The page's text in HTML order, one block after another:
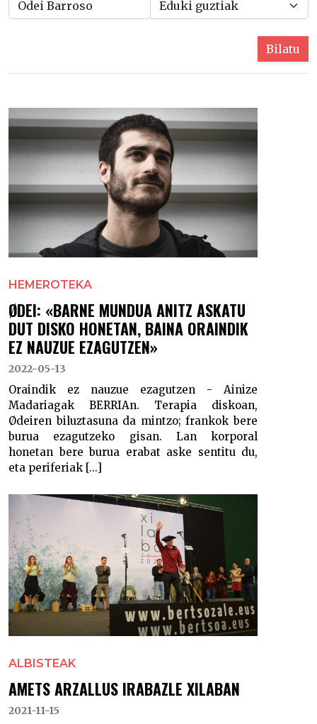
Bilatu
HEMEROTEKA
ØDEI: «BARNE MUNDUA ANITZ ASKATU
DUT DISKO HONETAN, BAINA ORAINDIK
EZ NAUZUE EZAGUTZEN»
2022-05-13
Oraindik ez nauzue ezagutzen - Ainize
Madariagak BERRIAn. Terapia diskoan,
Ødeiren biluztasuna da mintzo; frankok bere
burua ezagutzeko gisan. Lan korporal
honetan bere burua erabat aske sentitu du,
eta periferiak [...]
ALBISTEAK
AMETS ARZALLUS IRABAZLE XILABAN
2021-11-15